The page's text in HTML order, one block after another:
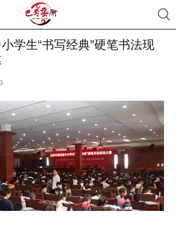
学生“书写经典”硬笔书法现